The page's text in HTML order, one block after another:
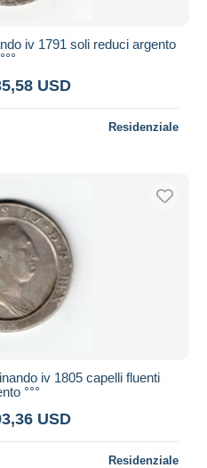
iv 1791 soli reduci argento
°°°
USD
Residenziale
iv 1805 capelli fluenti
°°°
USD
Residenziale